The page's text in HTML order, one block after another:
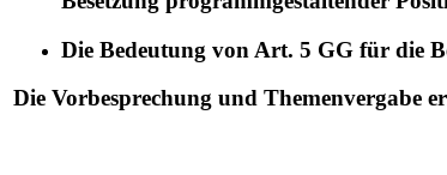
Die Bedeutung von Art. 5 GG für die
Die Vorbesprechung und Themenvergabe